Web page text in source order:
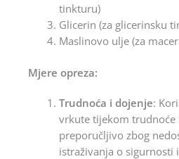
tinkturu)
Glicerin (za glicerinsku
Maslinovo ulje (za
Mjere opreza:
Trudnoća i dojenje:
vrkute tijekom trudnoće
preporučljivo zbog
istraživanja o sigurnosti